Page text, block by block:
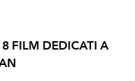
FILM DEDICATI A